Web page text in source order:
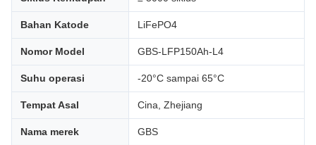
Bahan Katode LiFePO4
Nomor Model GBS-LFP150Ah-L4
Suhu operasi -20°C sampai 65°C
Tempat Asal Cina, Zhejiang
Nama merek GBS